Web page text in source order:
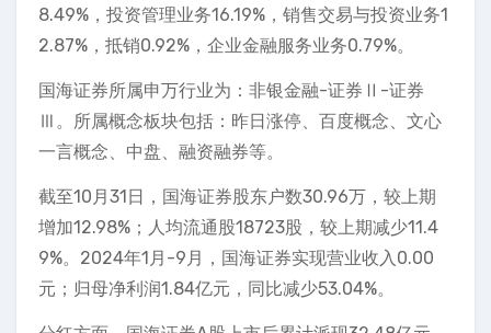
8.49%，投资管理业务16.19%，销售交易与投资业务1
2.87%，抵销0.92%，企业金融服务业务0.79%。
国海证券所属申万行业为：非银金融-证券Ⅱ-证券
Ⅲ。所属概念板块包括：昨日涨停、百度概念、文心
一言概念、中盘、融资融券等。
截至10月31日，国海证券股东户数30.96万，较上期
增加12.98%；人均流通股18723股，较上期减少11.4
9%。2024年1月-9月，国海证券实现营业收入0.00
元；归母净利润1.84亿元，同比减少53.04%。